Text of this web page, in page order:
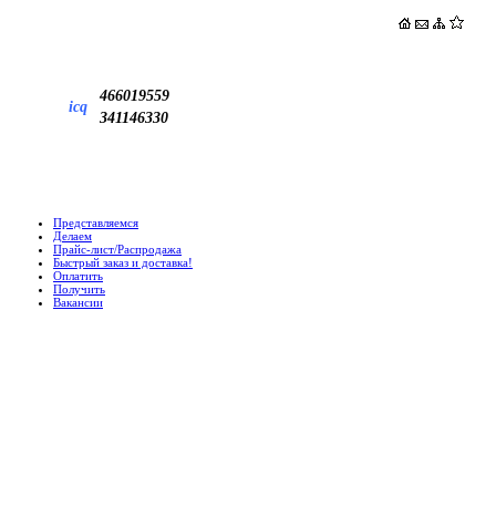
icq
466019559
341146330
Представляемся
Делаем
Прайс-лист/Распродажа
Быстрый заказ и доставка!
Оплатить
Получить
Вакансии